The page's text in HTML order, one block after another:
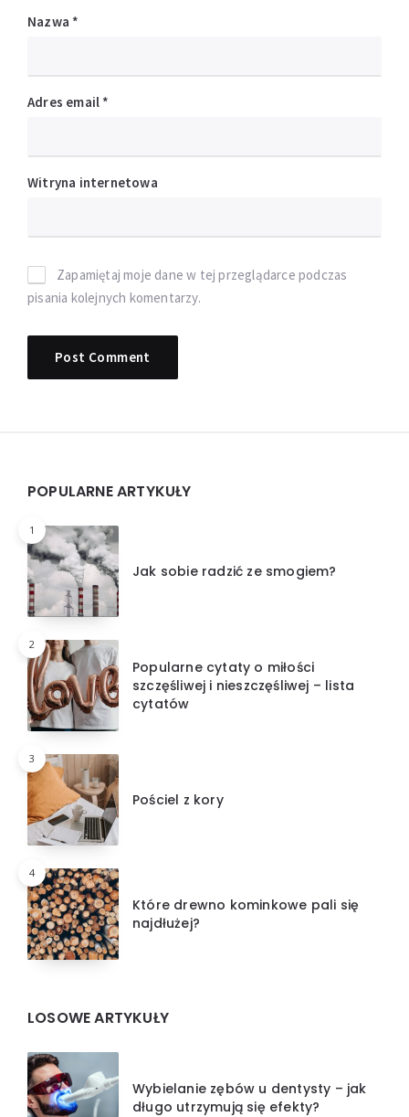
Nazwa *
Adres email *
Witryna internetowa
Zapamiętaj moje dane w tej przeglądarce podczas
pisania kolejnych komentarzy.
Widgets
POPULARNE ARTYKUŁY
1
Jak sobie radzić ze smogiem?
2
Popularne cytaty o miłości
szczęśliwej i nieszczęśliwej – lista
cytatów
3
Pościel z kory
4
Które drewno kominkowe pali się
najdłużej?
LOSOWE ARTYKUŁY
Wybielanie zębów u dentysty – jak
długo utrzymują się efekty?